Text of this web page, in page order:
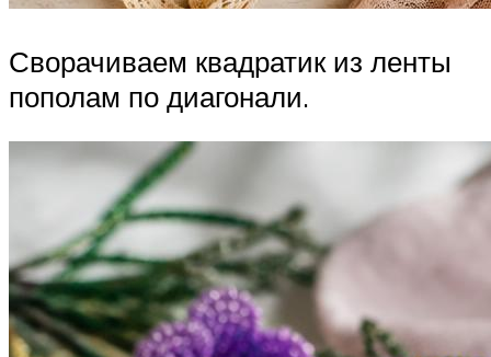
Сворачиваем квадратик из ленты
пополам по диагонали.